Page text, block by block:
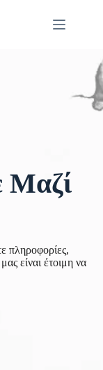
Μαζί
πληροφορίες,
είναι έτοιμη να